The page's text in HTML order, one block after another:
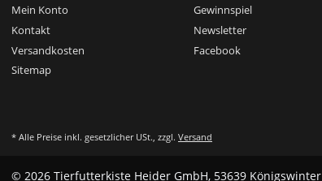
Mein Konto
Kontakt
Versandkosten
Sitemap
Gewinnspiel
Newsletter
Facebook
* Alle Preise inkl. gesetzlicher USt., zzgl. Versand
© 2026 Tierfutterkiste Heider GmbH, 53639 Königswinter